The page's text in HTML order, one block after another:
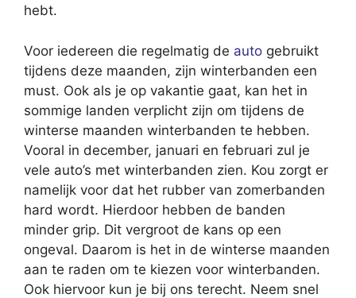
hebt.
Voor iedereen die regelmatig de auto gebruikt
tijdens deze maanden, zijn winterbanden een
must. Ook als je op vakantie gaat, kan het in
sommige landen verplicht zijn om tijdens de
winterse maanden winterbanden te hebben.
Vooral in december, januari en februari zul je
vele auto’s met winterbanden zien. Kou zorgt er
namelijk voor dat het rubber van zomerbanden
hard wordt. Hierdoor hebben de banden
minder grip. Dit vergroot de kans op een
ongeval. Daarom is het in de winterse maanden
aan te raden om te kiezen voor winterbanden.
Ook hiervoor kun je bij ons terecht. Neem snel